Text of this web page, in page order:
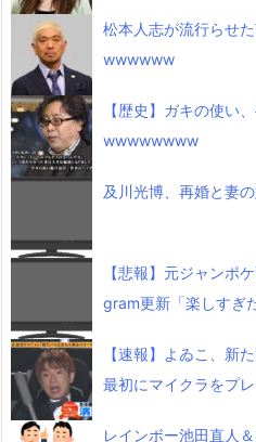
松本人志が流行らせ
wwwwww
【歴史】ガキの使い
wwwwwwww
及川光博、再婚と妻
【悲報】元ジャンポ
gram更新「楽しすぎ
【速報】よゐこ、新
最初にマイクラをプ
レインボー池田直人